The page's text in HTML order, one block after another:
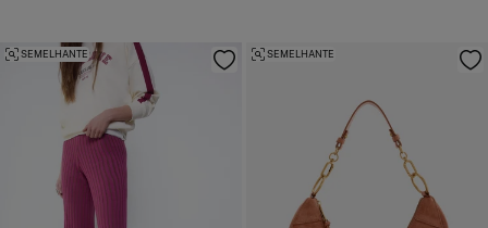
SEMELHANTE SEMELHANTE